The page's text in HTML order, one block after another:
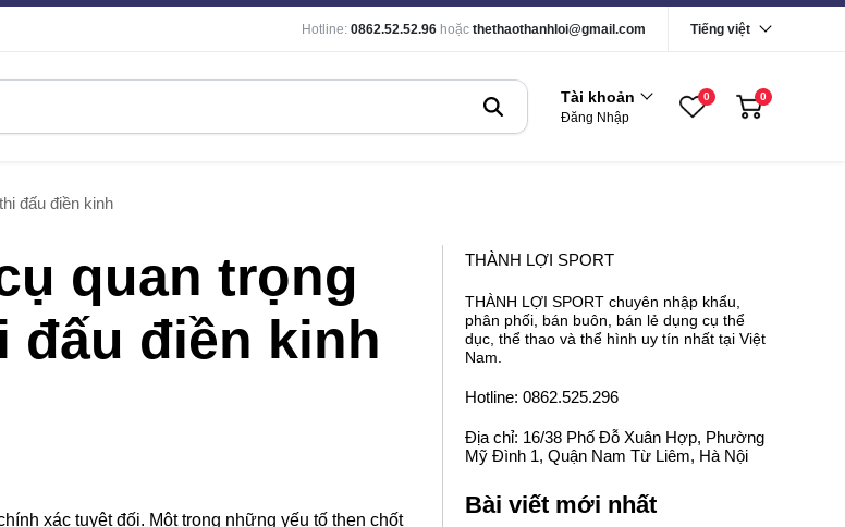
Hotline: 0862.52.52.96 hoặc thethaothanhloi@gmail.com Tiếng việt
Tài khoản
Đăng Nhập
0 0
đấu điền kinh
quan trọng
đấu điền kinh
xác tuyệt đối. Một trong những yếu tố then chốt
THÀNH LỢI SPORT
THÀNH LỢI SPORT chuyên nhập khẩu,
phân phối, bán buôn, bán lẻ dụng cụ thể
dục, thể thao và thể hình uy tín nhất tại Việt
Nam.
Hotline: 0862.525.296
Địa chỉ: 16/38 Phố Đỗ Xuân Hợp, Phường
Mỹ Đình 1, Quận Nam Từ Liêm, Hà Nội
Bài viết mới nhất